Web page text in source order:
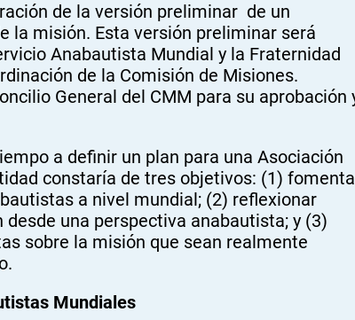
de la versión preliminar de un
la misión. Esta versión preliminar será
Anabautista Mundial y la Fraternidad
de la Comisión de Misiones.
General del CMM para su aprobación
a definir un plan para una Asociación
constaría de tres objetivos: (1)
a nivel mundial; (2) reflexionar
una perspectiva anabautista; y (3)
sobre la misión que sean realmente
Mundiales